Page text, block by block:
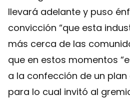
llevará adelante y puso
convicción “que esta
más cerca de las
que en estos momentos
a la confección de un plan
para lo cual invitó al